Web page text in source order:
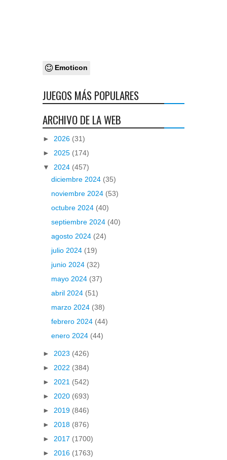
Emoticon
JUEGOS MÁS POPULARES
ARCHIVO DE LA WEB
► 2026 (31)
► 2025 (174)
▼ 2024 (457)
diciembre 2024 (35)
noviembre 2024 (53)
octubre 2024 (40)
septiembre 2024 (40)
agosto 2024 (24)
julio 2024 (19)
junio 2024 (32)
mayo 2024 (37)
abril 2024 (51)
marzo 2024 (38)
febrero 2024 (44)
enero 2024 (44)
► 2023 (426)
► 2022 (384)
► 2021 (542)
► 2020 (693)
► 2019 (846)
► 2018 (876)
► 2017 (1700)
► 2016 (1763)